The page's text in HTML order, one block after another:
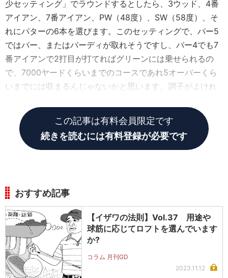
少セッティング」でラウンドするとしたら、3ウッド、4番
アイアン、7番アイアン、PW（48度）、SW（58度）、そ
れにパターの6本を選びます。このセッティングで、パー5
ではパー、またはバーディが取れそうですし、パー4でも7
番アイアンで2打目が打てればグリーンには乗せられるの
で、7000ヤードくらいまでのコースであれ5オーバーくら
いまでには収まるんじゃないかと思います。調子がよけれ
この記事は有料会員限定です
続きを読むには有料登録が必要です
おすすめ記事
【イザワの法則】Vol.37 用途や
球筋に応じてロフトを選んでいます
か?
コラム 月刊GD
2023.11.12